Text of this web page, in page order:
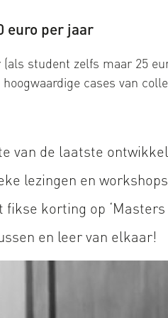
euro per jaar
(als student zelfs maar 25
cases van
van de laatste
lezingen en workshops
fikse korting op
en leer van elkaar!